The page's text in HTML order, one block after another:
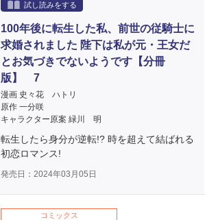
試し読みをする
100年後に転生した私、前世の従騎士に
求婚されました 陛下は私が元・王女だ
とお気づきでないようです【分冊
版】 7
漫画 史々花 ハトリ
原作 一分咲
キャラクター原案 緑川 明
転生したら身分が逆転!? 時を超えて結ばれる
初恋ロマンス!
発売日：2024年03月05日
コミックス